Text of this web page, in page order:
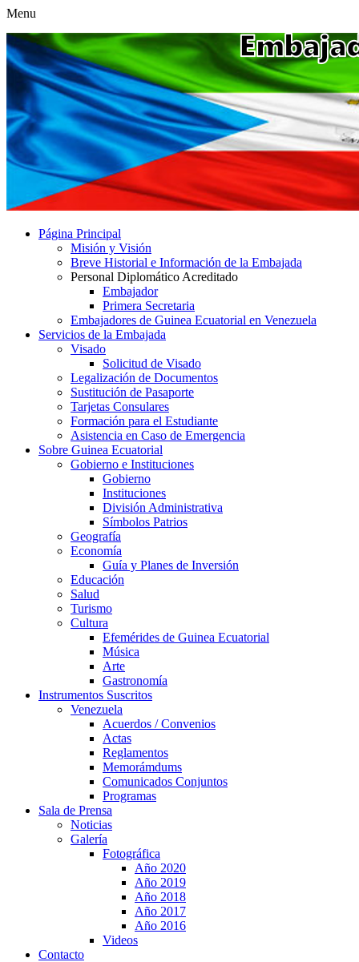
Menu
Página Principal
Misión y Visión
Breve Historial e Información de la Embajada
Personal Diplomático Acreditado
Embajador
Primera Secretaria
Embajadores de Guinea Ecuatorial en Venezuela
Servicios de la Embajada
Visado
Solicitud de Visado
Legalización de Documentos
Sustitución de Pasaporte
Tarjetas Consulares
Formación para el Estudiante
Asistencia en Caso de Emergencia
Sobre Guinea Ecuatorial
Gobierno e Instituciones
Gobierno
Instituciones
División Administrativa
Símbolos Patrios
Geografía
Economía
Guía y Planes de Inversión
Educación
Salud
Turismo
Cultura
Efemérides de Guinea Ecuatorial
Música
Arte
Gastronomía
Instrumentos Suscritos
Venezuela
Acuerdos / Convenios
Actas
Reglamentos
Memorámdums
Comunicados Conjuntos
Programas
Sala de Prensa
Noticias
Galería
Fotográfica
Año 2020
Año 2019
Año 2018
Año 2017
Año 2016
Videos
Contacto